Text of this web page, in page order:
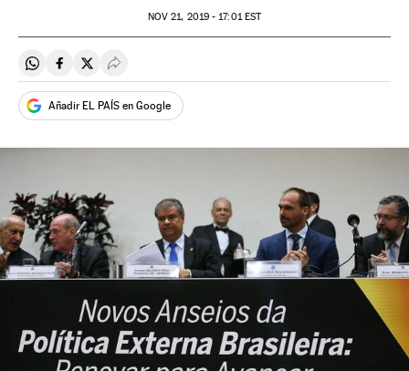
NOV 21, 2019 - 17:01EST
Compartir en Whatsapp
Compartir en Facebook
Compartir en Twitter
Desplegar Redes Sociales
Añadir EL PAÍS en Google